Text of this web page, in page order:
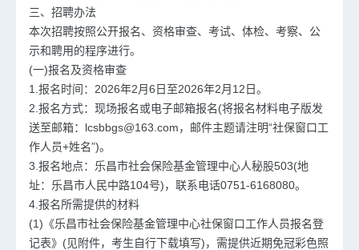
三、招聘办法
本次招聘按照公开报名、资格审查、考试、体检、考察、公
示和聘用的程序进行。
(一)报名及资格审查
1.报名时间：2026年2月6日至2026年2月12日。
2.报名方式：现场报名或电子邮箱报名(将报名材料电子版发
送至邮箱：lcsbbgs@163.com，邮件主题请注明“社保窗口工
作人员+姓名”)。
3.报名地点：乐昌市社会保险基金管理中心人秘股503(地
址：乐昌市人民中路104号)，联系电话0751-6168080。
4.报名所需提供的材料
(1)《乐昌市社会保险基金管理中心社保窗口工作人员报名登
记表》(见附件，考生自行下载填写)，需提供近期免冠彩色照